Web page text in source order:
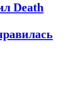
Death